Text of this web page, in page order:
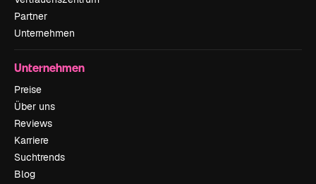
Partner
Unternehmen
Unternehmen
Preise
Über uns
Reviews
Karriere
Suchtrends
Blog